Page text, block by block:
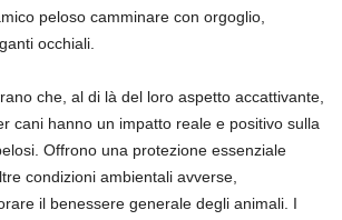
peloso camminare con orgoglio,
occhiali.
che, al di là del loro aspetto accattivante,
cani hanno un impatto reale e positivo sulla
Offrono una protezione essenziale
condizioni ambientali avverse,
il benessere generale degli animali. I